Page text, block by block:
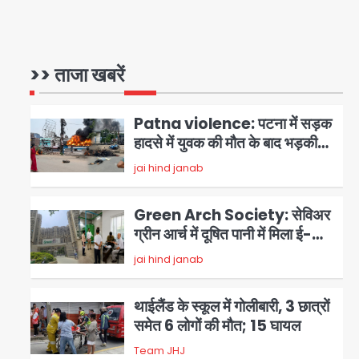
>> ताजा खबरें
1
हत्या की कोशिश, प्रियंका गांधी को
बरगलाया गया, यौन शोषण नहीं ‘गुड-
बैड टच’ का था मामला
2
Patna violence: पटना में सड़क
हादसे में युवक की मौत के बाद भड़की
हिंसा, उपद्रवियों ने फूंकीं 10 गाड़ियां,
ट्रैफिक पोस्ट और स्लीपर बस भी
jai hind janab
3
Green Arch Society: सेविअर
ग्रीन आर्च में दूषित पानी में मिला ई-
कोलाई, अथॉरिटी ने शुरू की सैंपलिंग
जांच
jai hind janab
4
थाईलैंड के स्कूल में गोलीबारी, 3 छात्रों
समेत 6 लोगों की मौत; 15 घायल
Team JHJ